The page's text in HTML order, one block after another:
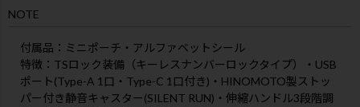
NOTE
付属品 ：ミニポーチ・アルファベットシール
特徴 ：TSロック装備（キーレスナンバーロックタイプ）・USB
ポート(Type-A 1口・Type-C 1口付き)・HINOMOTO製ストッ
パー付き静音キャスター(SILENT RUN)・伸縮ハンドル3段階調